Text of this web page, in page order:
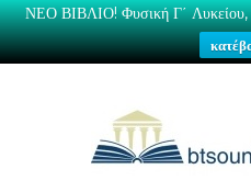
ΝΕΟ ΒΙΒΛΙΟ! Φυσική Γ΄ Λυκείου,